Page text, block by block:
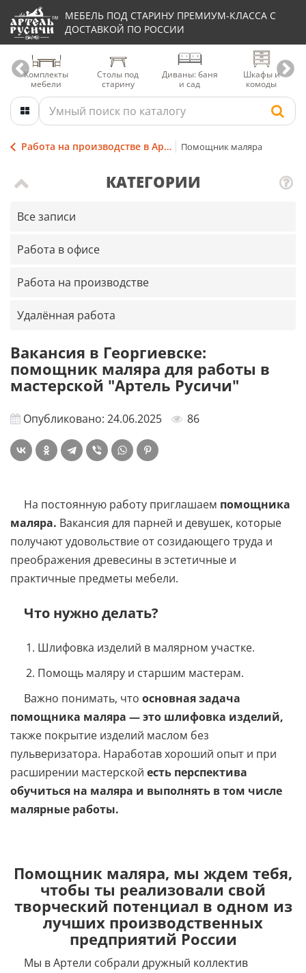
МЕБЕЛЬ ПОД СТАРИНУ ПРЕМИУМ-КЛАССА С
ДОСТАВКОЙ ПО РОССИИ
Комплекты
мебели
Столы под
старину
Диваны: баня
и сад
Шкафы и
комоды
Работа на производстве в Артели Помощник маляра
Вакансия в Георгиевске:
помощник маляра для работы в
мастерской "Артель Русичи"
Опубликовано: 24.06.2025 86
На постоянную работу приглашаем помощника
маляра. Вакансия для парней и девушек, которые
получают удовольствие от созидающего труда и
преображения древесины в эстетичные и
практичные предметы мебели.
Что нужно делать?
Шлифовка изделий в малярном участке.
Помощь маляру и старшим мастерам.
Важно понимать, что основная задача
помощника маляра —это шлифовка изделий,
также покрытие изделий маслом без
пульверизатора. Наработав хороший опыт и при
расширении мастерской есть перспектива
обучиться на маляра и выполнять в том числе
малярные работы.
Помощник маляра, мы ждем тебя,
чтобы ты реализовали свой
творческий потенциал в одном из
лучших производственных
предприятий России
Мы в Артели собрали дружный коллектив
КАТЕГОРИИ
Все записи
Работа в офисе
Работа на производстве
Удалённая работа